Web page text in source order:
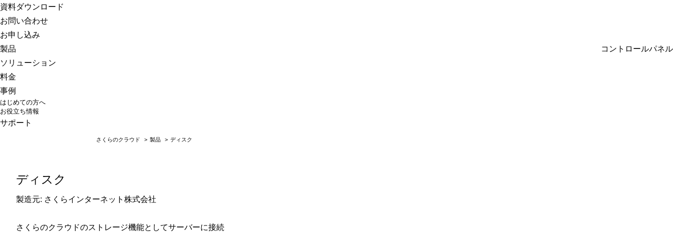
さくらのクラウド
資料ダウンロード
お問い合わせ
お申し込み
製品
ソリューション
料金
事例
はじめての方へ
お役立ち情報
サポート
コントロールパネル
さくらのクラウド > 製品 > ディスク
ディスク
製造元: さくらインターネット株式会社
さくらのクラウドのストレージ機能としてサーバーに接続